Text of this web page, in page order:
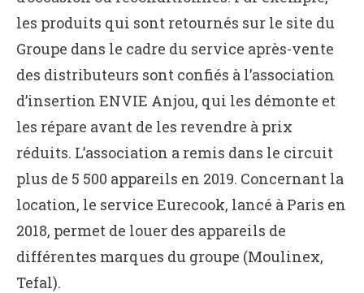
les produits qui sont retournés sur le site du
Groupe dans le cadre du service après-vente
des distributeurs sont confiés à l’association
d’insertion ENVIE Anjou, qui les démonte et
les répare avant de les revendre à prix
réduits. L’association a remis dans le circuit
plus de 5 500 appareils en 2019. Concernant la
location, le service Eurecook, lancé à Paris en
2018, permet de louer des appareils de
différentes marques du groupe (Moulinex,
Tefal).